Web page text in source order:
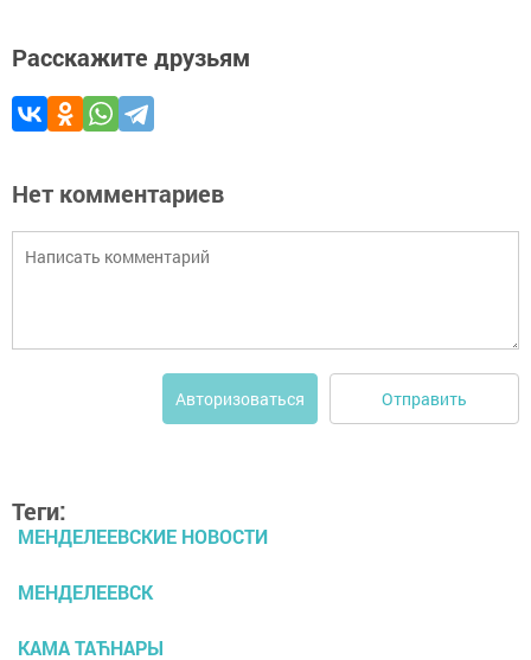
Расскажите друзьям
Нет комментариев
Авторизоваться Отправить
Теги:
МЕНДЕЛЕЕВСКИЕ НОВОСТИ
МЕНДЕЛЕЕВСК
КАМА ТАЋНАРЫ